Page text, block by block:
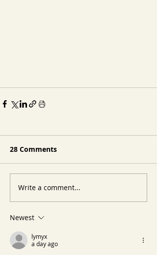
28 Comments
Write a comment...
Newest
lymyx
a day ago